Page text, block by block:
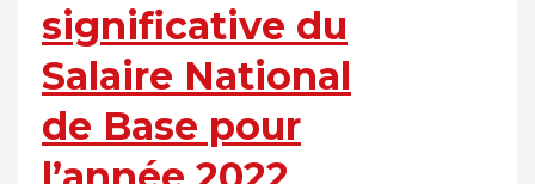
significative du
Salaire National
de Base pour